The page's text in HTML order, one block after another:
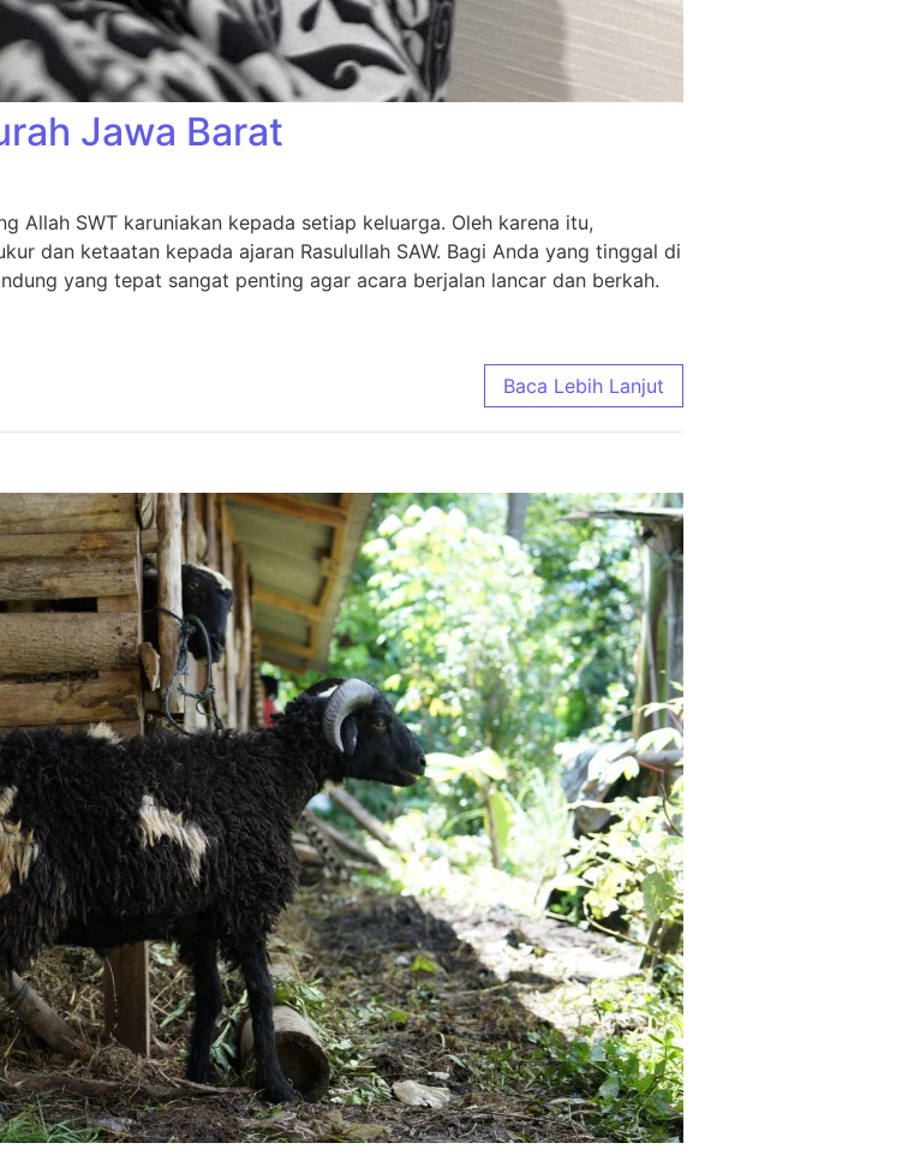
Jawa Barat
Allah SWT karuniakan kepada setiap keluarga. Oleh karena itu,
dan ketaatan kepada ajaran Rasulullah SAW. Bagi Anda yang tinggal di
yang tepat sangat penting agar acara berjalan lancar dan berkah.
Bandung Paket Murah Jawa Barat Baca Lebih Lanjut